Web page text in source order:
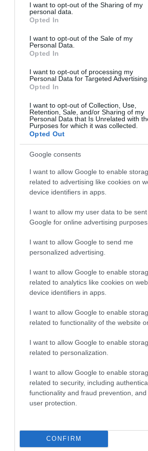
not limited to your visit or usage behaviour.
grant or deny consent to Google and its
use your data for below specified purposes
consent section.
I want to opt-out of the Sharing of my
personal data.
Opted In
I want to opt-out of the Sale of my
Personal Data.
Opted In
I want to opt-out of processing my
Personal Data for Targeted Advertising.
Opted In
I want to opt-out of Collection, Use,
Retention, Sale, and/or Sharing of my
Personal Data that Is Unrelated with
Purposes for which it was collected.
Opted Out
Google consents
I want to allow Google to enable
related to advertising like cookies on
device identifiers in apps.
I want to allow my user data to be
Google for online advertising purposes.
I want to allow Google to send me
personalized advertising.
I want to allow Google to enable
related to analytics like cookies on
device identifiers in apps.
I want to allow Google to enable
related to functionality of the website
I want to allow Google to enable
related to personalization.
I want to allow Google to enable
related to security, including
functionality and fraud prevention,
user protection.
CONFIRM
Θεοδωρικάκος:
αναπτυξιακό καθεστώς για
Ακολούθησε το debater.gr
και μάθετε πρώτοι όλες τις
Share Tweet
EUROLEAGUE
ΣΧΟΛΙΑ